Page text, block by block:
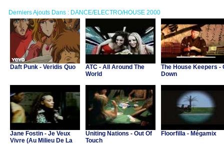
Derniers Ajouts Dans : DANCE/ELECTRO/HOUSE 2000
Daft Punk - Veridis Quo
ATC - All Around The
World
The House Keepers -
Down
Jane Fostin - Je Veux
Vivre (Au Milieu De La
Uniting Nations - Out Of
Touch
Floorfilla - Mégamix